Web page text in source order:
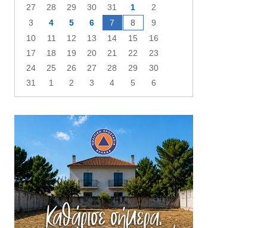
27 28 29 30 31 1
2
3
4 5 6 7 8
9
10
11 12 13 14 15
16
17
18 19 20 21 22
23
24
25 26 27 28 29
30
31
1 2 3 4 5 6